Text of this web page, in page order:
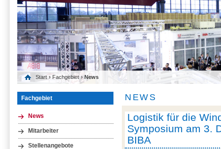
Start › Fachgebiet › News
Fachgebiet
News
Mitarbeiter
Stellenangebote
NEWS
Logistik für die
Symposium am 3.
BIBA